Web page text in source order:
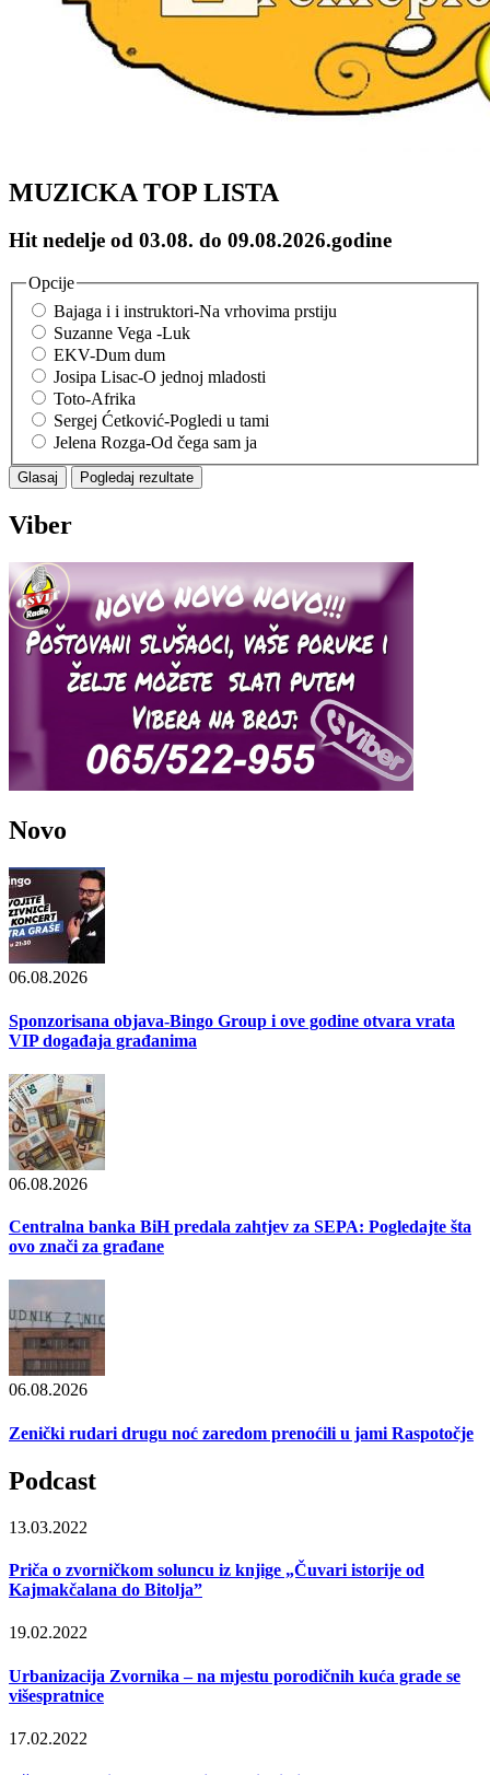
MUZICKA TOP LISTA
Hit nedelje od 03.08. do 09.08.2026.godine
Opcije
Bajaga i i instruktori-Na vrhovima prstiju
Suzanne Vega -Luk
EKV-Dum dum
Josipa Lisac-O jednoj mladosti
Toto-Afrika
Sergej Ćetković-Pogledi u tami
Jelena Rozga-Od čega sam ja
Viber
Novo
06.08.2026
Sponzorisana objava-Bingo Group i ove godine otvara vrata
VIP događaja građanima
06.08.2026
Centralna banka BiH predala zahtjev za SEPA: Pogledajte šta
ovo znači za građane
06.08.2026
Zenički rudari drugu noć zaredom prenoćili u jami Raspotočje
Podcast
13.03.2022
Priča o zvorničkom soluncu iz knjige „Čuvari istorije od
Kajmakčalana do Bitolja”
19.02.2022
Urbanizacija Zvornika – na mjestu porodičnih kuća grade se
višespratnice
17.02.2022